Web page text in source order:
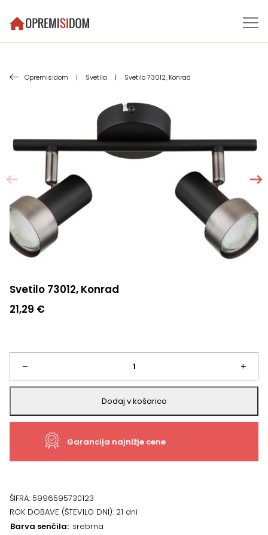
Opremisidom | Svetila | Svetilo 73012, Konrad
Svetilo 73012, Konrad
21,29 €
–
Svetilo
73012,
Konrad
+
Dodaj v košarico
Garancija najnižje cene
ŠIFRA: 5996595730123
ROK DOBAVE (ŠTEVILO DNI): 21 dni
Barva senčila srebrna